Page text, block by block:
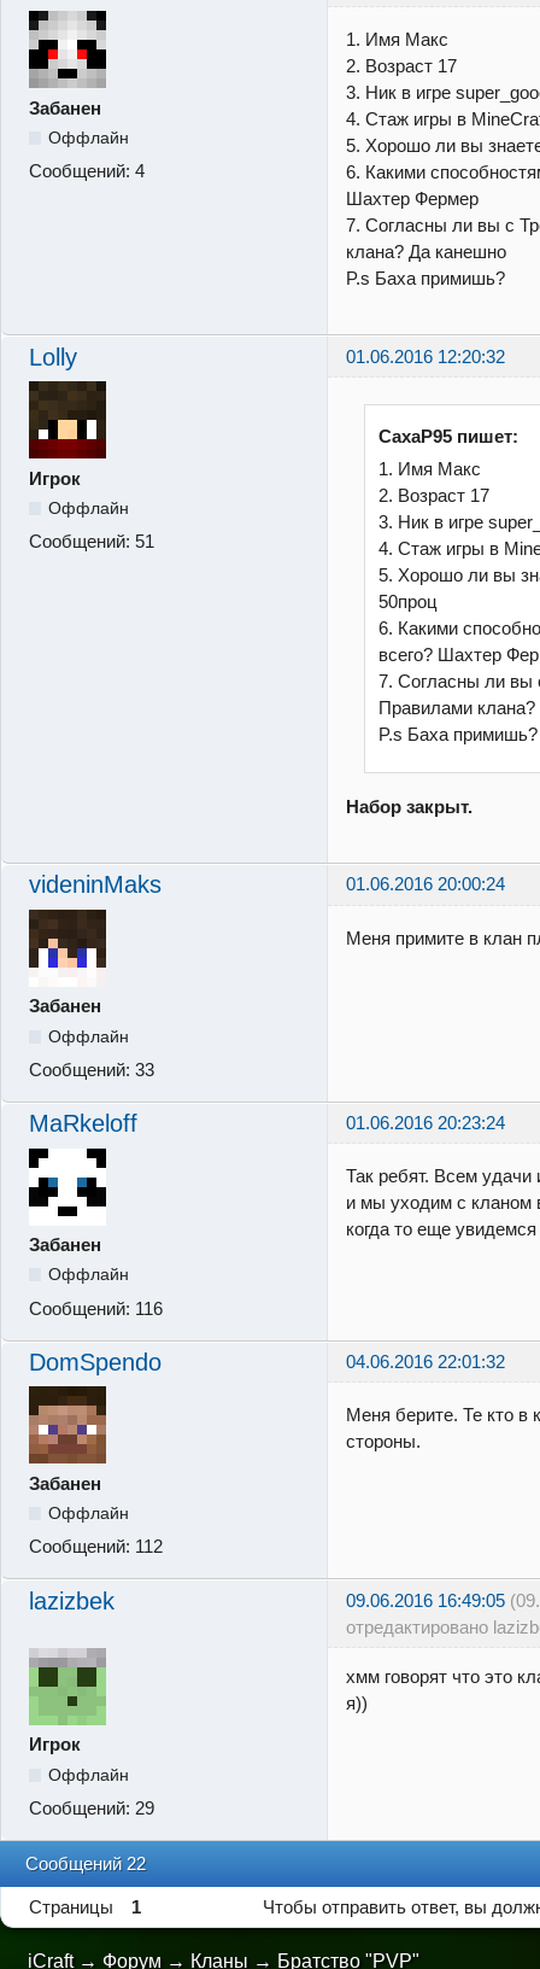
Забанен
Оффлайн
Сообщений: 4
1. Имя Макс
2. Возраст 17
3. Ник в игре
4. Стаж игры в
5. Хорошо ли вы
6. Какими
Шахтер Фермер
7. Согласны ли вы с
клана? Да канешно
P.s Баха примишь?
Lolly 01.06.2016 12:20:32
Игрок
Оффлайн
Сообщений: 51
CaxaP95 пишет:
1. Имя Макс
2. Возраст 17
3. Ник в игре
4. Стаж игры в
5. Хорошо ли вы
50проц
6. Какими
всего? Шахтер
7. Согласны ли вы
Правилами
P.s Баха примишь?
Набор закрыт.
videninMaks 01.06.2016 20:00:24
Забанен
Оффлайн
Сообщений: 33
Меня примите в клан
MaRkeloff 01.06.2016 20:23:24
Забанен
Оффлайн
Сообщений: 116
Так ребят. Всем удачи
и мы уходим с кланом
когда то еще
DomSpendo 04.06.2016 22:01:32
Забанен
Оффлайн
Сообщений: 112
Меня берите. Те кто в
стороны.
lazizbek 09.06.2016 16:49:05
отредактировано
Игрок
Оффлайн
Сообщений: 29
хмм говорят что это
я))
Сообщений 22
Страницы 1 Чтобы отправить ответ, вы
iCraft → Форум → Кланы → Братство "PVP"